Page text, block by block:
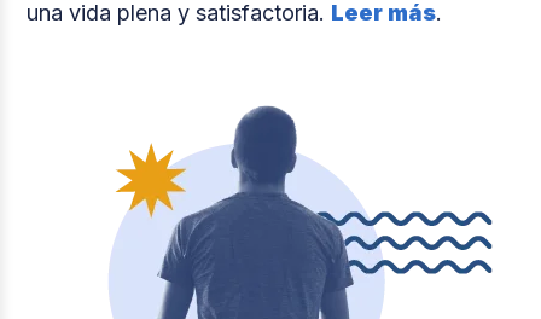
una vida plena y satisfactoria. Leer más.